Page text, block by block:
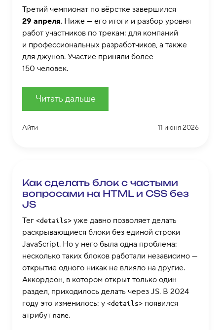
Третий чемпионат по вёрстке завершился
29 апреля. Ниже — его итоги и разбор уровня
работ участников по трекам: для компаний
и профессиональных разработчиков, а также
для джунов. Участие приняли более
150 человек.
Читать дальше
Айти 11 июня 2026
Как сделать блок с частыми
вопросами на HTML и CSS без
JS
Тег <details> уже давно позволяет делать
раскрывающиеся блоки без единой строки
JavaScript. Но у него была одна проблема:
несколько таких блоков работали независимо —
открытие одного никак не влияло на другие.
Аккордеон, в котором открыт только один
раздел, приходилось делать через JS. В 2024
году это изменилось: у <details> появился
атрибут name.